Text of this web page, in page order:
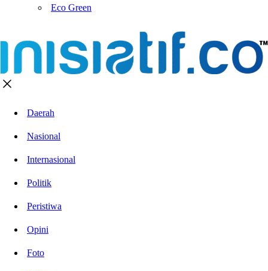
Eco Green
Daerah
Nasional
Internasional
Politik
Peristiwa
Opini
Foto